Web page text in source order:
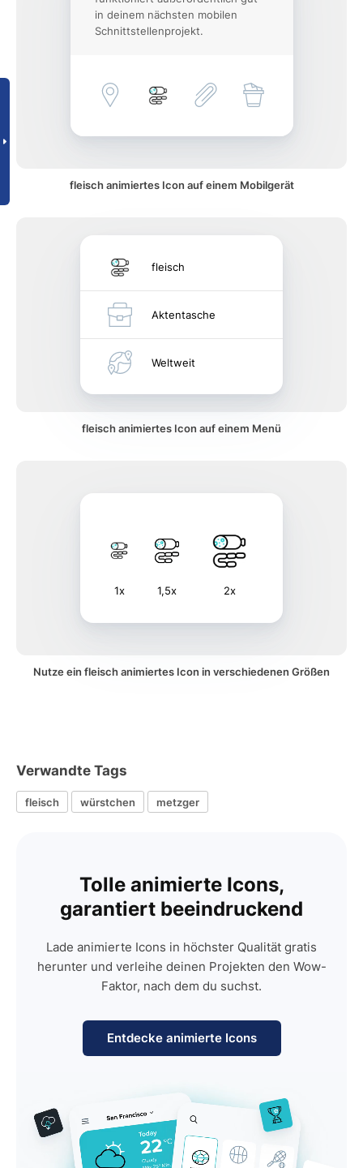
in deinem nächsten mobilen
Schnittstellenprojekt.
fleisch animiertes Icon auf einem Mobilgerät
fleisch
Aktentasche
Weltweit
fleisch animiertes Icon auf einem Menü
1x 1,5x 2x
Nutze ein fleisch animiertes Icon in verschiedenen Größen
Verwandte Tags
fleisch würstchen metzger
Tolle animierte Icons,
garantiert beeindruckend
Lade animierte Icons in höchster Qualität gratis
herunter und verleihe deinen Projekten den Wow-
Faktor, nach dem du suchst.
Entdecke animierte Icons